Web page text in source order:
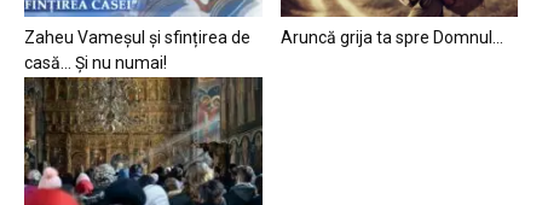
Zaheu Vameșul și sfințirea de
casă… Și nu numai!
Aruncă grija ta spre Domnul…